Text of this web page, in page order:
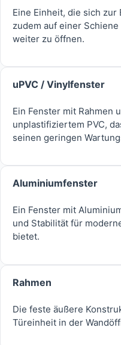
Eine Einheit, die sich
zudem auf einer
weiter zu öffnen.
uPVC / Vinylfenster
Ein Fenster mit Rahmen
unplastifiziertem PVC,
seinen geringen
Aluminiumfenster
Ein Fenster mit
und Stabilität für
bietet.
Rahmen
Die feste äußere
Türeinheit in der